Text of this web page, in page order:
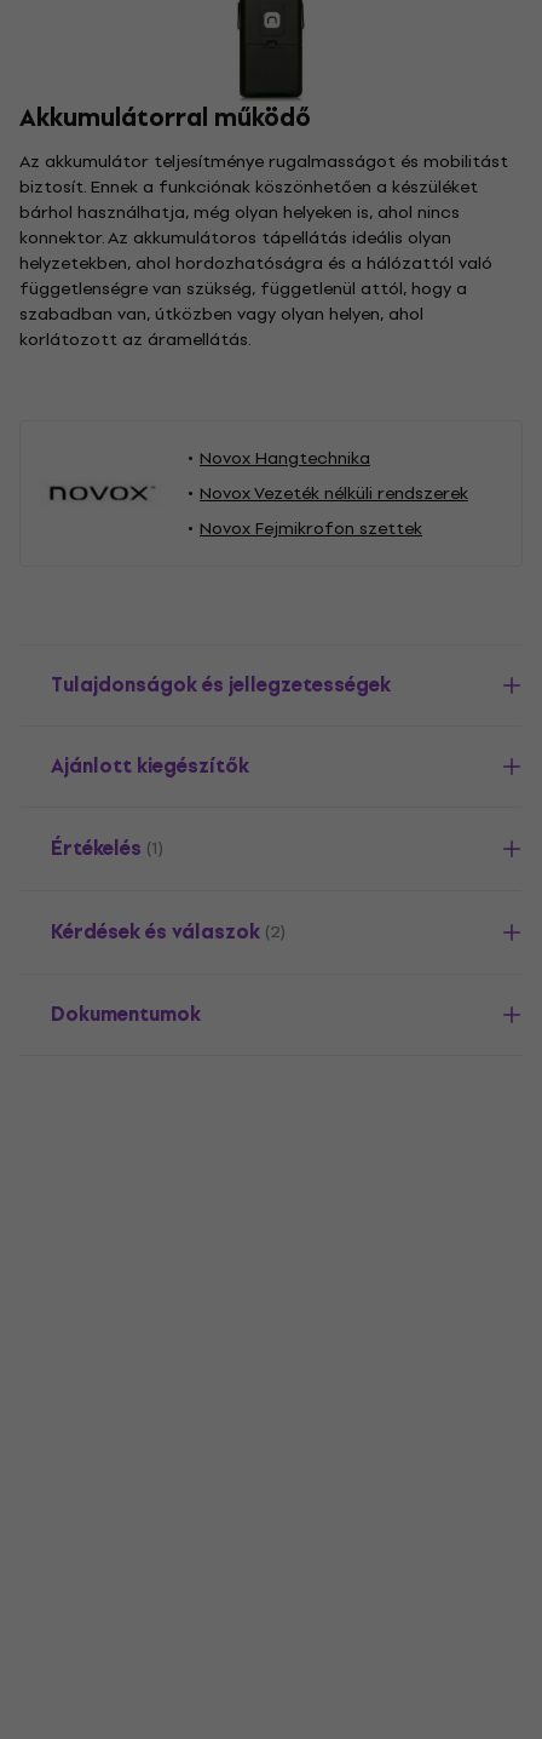
Akkumulátorral működő
Az akkumulátor teljesítménye rugalmasságot és mobilitást
biztosít. Ennek a funkciónak köszönhetően a készüléket
bárhol használhatja, még olyan helyeken is, ahol nincs
konnektor. Az akkumulátoros tápellátás ideális olyan
helyzetekben, ahol hordozhatóságra és a hálózattól való
függetlenségre van szükség, függetlenül attól, hogy a
szabadban van, útközben vagy olyan helyen, ahol
korlátozott az áramellátás.
Novox Hangtechnika
Novox Vezeték nélküli rendszerek
Novox Fejmikrofon szettek
Tulajdonságok és jellegzetességek
Ajánlott kiegészítők
Értékelés (1)
Kérdések és válaszok (2)
Dokumentumok